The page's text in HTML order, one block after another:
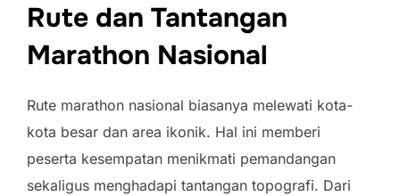
Rute dan Tantangan
Marathon Nasional
Rute marathon nasional biasanya melewati kota-
kota besar dan area ikonik. Hal ini memberi
peserta kesempatan menikmati pemandangan
sekaligus menghadapi tantangan topografi. Dari